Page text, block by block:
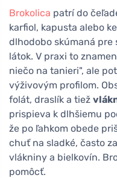
Brokolica patrí do
karfiol, kapusta alebo
dlhodobo skúmaná
látok. V praxi to
niečo na tanieri", ale
výživovým profilom.
folát, draslík a tiež
prispieva k dlhšiemu
že po ľahkom obede
chuť na sladké, často
vlákniny a bielkovín.
pomôcť.